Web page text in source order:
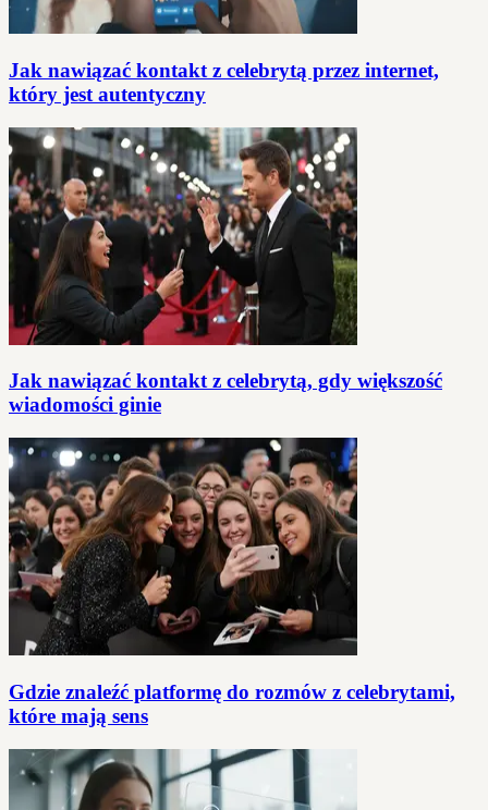
Jak nawiązać kontakt z celebrytą przez internet,
który jest autentyczny
Jak nawiązać kontakt z celebrytą, gdy większość
wiadomości ginie
Gdzie znaleźć platformę do rozmów z celebrytami,
które mają sens